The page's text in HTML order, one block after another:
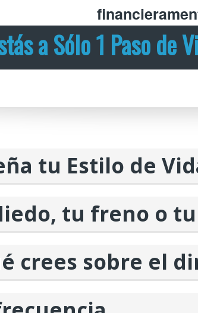
a Sólo 1 Paso de
tu Estilo de
tu freno o
crees sobre el